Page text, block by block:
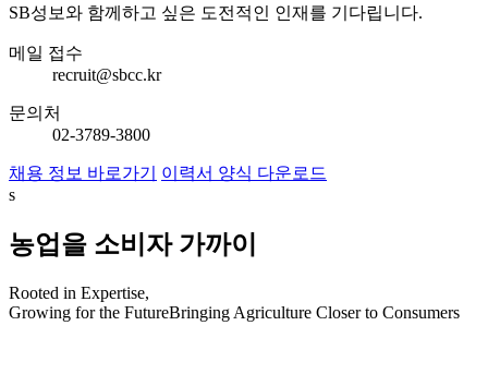
SB성보와 함께하고 싶은 도전적인 인재를 기다립니다.
메일 접수
recruit@sbcc.kr
문의처
02-3789-3800
채용 정보 바로가기
이력서 양식 다운로드
s
농업을 소비자 가까이
Rooted in Expertise,
Growing for the FutureBringing Agriculture Closer to Consumers